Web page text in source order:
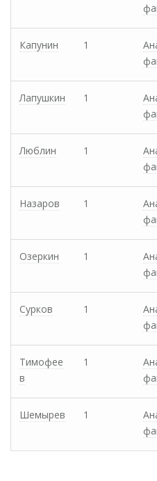
Капунин 1
Лапушкин 1
Люблин 1
Назаров 1
Озеркин 1
Сурков 1
Тимофее
в
1
Шемырев 1